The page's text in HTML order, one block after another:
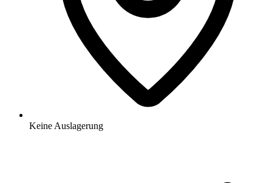
Keine Auslagerung